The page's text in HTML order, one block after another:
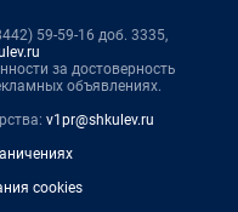
59-59-16 доб. 3335,
за достоверность
объявлениях.
v1pr@shkulev.ru
cookies